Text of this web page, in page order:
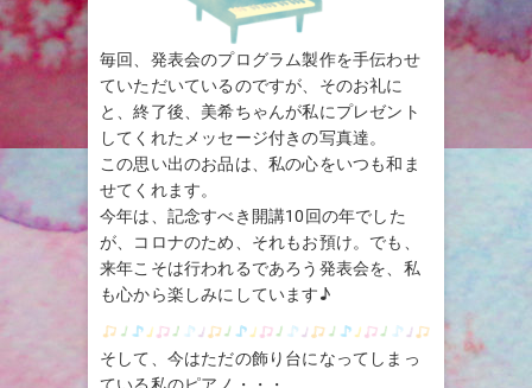
毎回、発表会のプログラム製作を手伝わせ
ていただいているのですが、そのお礼に
と、終了後、美希ちゃんが私にプレゼント
してくれたメッセージ付きの写真達。
この思い出のお品は、私の心をいつも和ま
せてくれます。
今年は、記念すべき開講10回の年でした
が、コロナのため、それもお預け。でも、
来年こそは行われるであろう発表会を、私
も心から楽しみにしています♪
そして、今はただの飾り台になってしまっ
ている私のピアノ・・・